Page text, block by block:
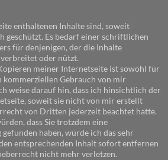
enthaltenen Inhalte sind, soweit
geschützt. Es bedarf einer schriftlichen
für denjenigen, der die Inhalte
oder nützt.
meiner Internetseite ist sowohl für
kommerziellen Gebrauch von mir
weise darauf hin, dass ich hinsichtlich der
soweit sie nicht von mir erstellt
von Dritten jederzeit beachtet hatte.
dass Sie trotzdem eine
haben, würde ich das sehr
entsprechenden Inhalt sofort entfernen
nicht mehr verletzen.